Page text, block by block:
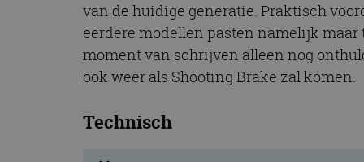
van de huidige generatie. Praktisch
eerdere modellen pasten namelijk maar
moment van schrijven alleen nog
ook weer als Shooting Brake zal komen.
Technisch
_ga_SC6JKZPPKY
IDE
Google